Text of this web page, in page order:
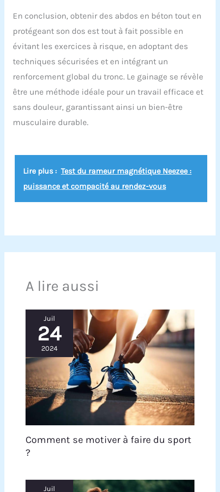
En conclusion, obtenir des abdos en béton tout en
protégeant son dos est tout à fait possible en
évitant les exercices à risque, en adoptant des
techniques sécurisées et en intégrant un
renforcement global du tronc. Le gainage se révèle
être une méthode idéale pour un travail efficace et
sans douleur, garantissant ainsi un bien-être
musculaire durable.
Lire plus : Test du rameur magnétique Neezee :
puissance et compacité au rendez-vous
A lire aussi
Juil
24
2024
Comment se motiver à faire du sport
?
Juil